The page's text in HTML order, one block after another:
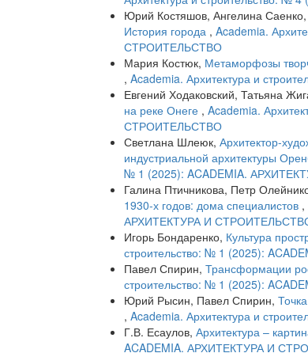
Юрий Костяшов, Ангелина Саенко,
История города , Academia.
СТРОИТЕЛЬСТВО
Мария Костюк, Метаморфозы
, Academia. Архитектура и
Евгений Ходаковский, Татьяна
на реке Онеге , Academia.
СТРОИТЕЛЬСТВО
Светлана Шлеюк, Архитектор-
индустриальной архитектуры
№ 1 (2025): ACADEMIA.
Галина Птичникова, Петр
1930-х годов: дома специалистов ,
АРХИТЕКТУРА И
Игорь Бондаренко, Культура
строительство: № 1 (2025):
Павел Спирин, Трансформации
строительство: № 1 (2025):
Юрий Рысин, Павел Спирин,
, Academia. Архитектура и
Г.В. Есаулов, Архитектура –
ACADEMIA. АРХИТЕКТУРА И